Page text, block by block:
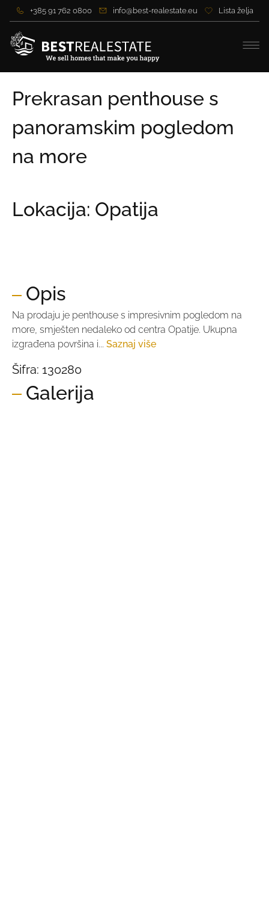
+385 91 762 0800 info@best-realestate.eu Lista želja
Prekrasan penthouse s
panoramskim pogledom
na more
Lokacija: Opatija
Opis
Na prodaju je penthouse s impresivnim pogledom na
more, smješten nedaleko od centra Opatije. Ukupna
izgrađena površina i... Saznaj više
Šifra: 130280
Galerija